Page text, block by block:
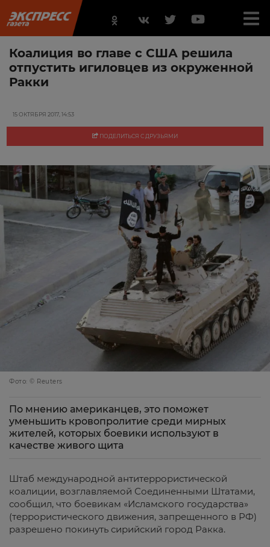
Коалиция во главе с США решила
отпустить игиловцев из окруженной
Ракки
15 ОКТЯБРЯ 2017, 14:53
ПОДЕЛИТЬСЯ С ДРУЗЬЯМИ
Фото: © Reuters
По мнению американцев, это поможет
уменьшить кровопролитие среди мирных
жителей, которых боевики используют в
качестве живого щита
Штаб международной антитеррористической
коалиции, возглавляемой Соединенными Штатами,
сообщил, что боевикам «Исламского государства»
(террористического движения, запрещенного в РФ)
разрешено покинуть сирийский город Ракка.